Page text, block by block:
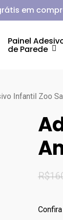
em
Painel
de Parede
Infantil Zoo
R$